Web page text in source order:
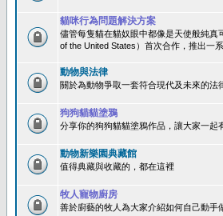
貓咪行為問題解決方案
儘管每隻貓在貓奴眼中都像是天使般純
of the United States）首次合作，推出一
動物與法律
關於為動物爭取一套符合現代及未來的法
狗狗貓貓塗鴉
分享你的狗狗貓貓塗鴉作品，讓大家一起
動物新樂園典藏館
值得典藏與收藏的，都在這裡
牧人寵物廚房
善於廚藝的牧人為大家介紹如何自己動